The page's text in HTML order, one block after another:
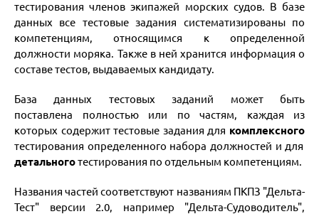
тестирования членов экипажей морских судов. В базе
данных все тестовые задания систематизированы по
компетенциям, относящимся к определенной
должности моряка. Также в ней хранится информация о
составе тестов, выдаваемых кандидату.
База данных тестовых заданий может быть
поставлена полностью или по частям, каждая из
которых содержит тестовые задания для комплексного
тестирования определенного набора должностей и для
детальноготестирования по отдельным компетенциям.
Названия частей соответствуют названиям ПКПЗ "Дельта-
Тест" версии 2.0, например "Дельта-Судоводитель",